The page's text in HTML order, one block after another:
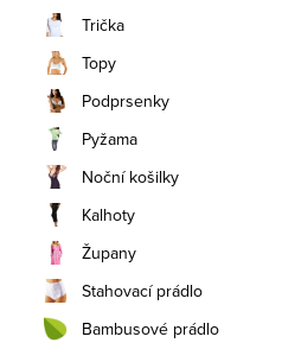
Trička
Topy
Podprsenky
Pyžama
Noční košilky
Kalhoty
Župany
Stahovací prádlo
Bambusové prádlo